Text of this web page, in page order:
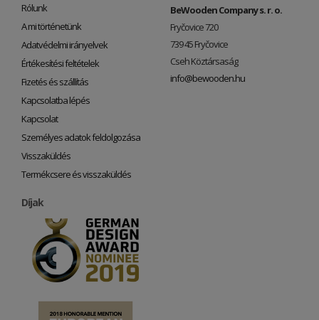
Rólunk
A mi történetünk
Adatvédelmi irányelvek
Értékesítési feltételek
Fizetés és szállítás
Kapcsolatba lépés
Kapcsolat
Személyes adatok feldolgozása
Visszaküldés
Termékcsere és visszaküldés
BeWooden Company s. r. o.
Fryčovice 720
739 45 Fryčovice
Cseh Köztársaság
info@bewooden.hu
Díjak